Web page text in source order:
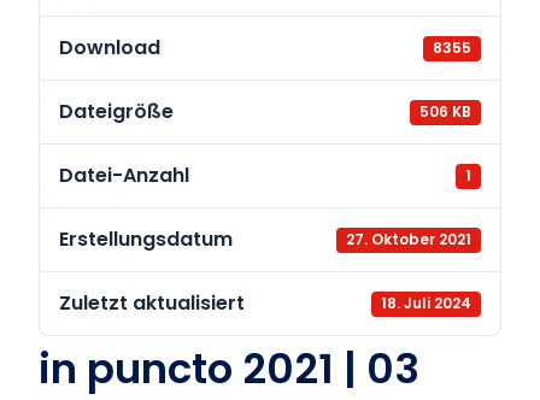
Download 8355
Dateigröße 506 KB
Datei-Anzahl 1
Erstellungsdatum 27. Oktober 2021
Zuletzt aktualisiert 18. Juli 2024
in puncto 2021 | 03